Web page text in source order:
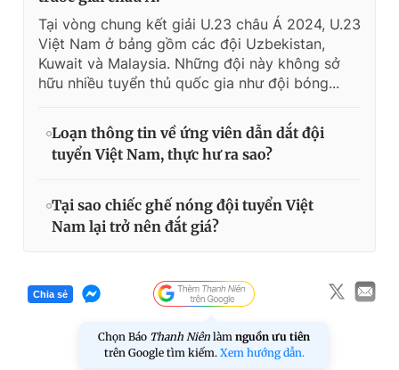
Tại vòng chung kết giải U.23 châu Á 2024, U.23
Việt Nam ở bảng gồm các đội Uzbekistan,
Kuwait và Malaysia. Những đội này không sở
hữu nhiều tuyển thủ quốc gia như đội bóng...
Loạn thông tin về ứng viên dẫn dắt đội
tuyển Việt Nam, thực hư ra sao?
Tại sao chiếc ghế nóng đội tuyển Việt
Nam lại trở nên đắt giá?
Chia sẻ
Chọn Báo Thanh Niên làm nguồn ưu tiên
trên Google tìm kiếm. Xem hướng dẫn.